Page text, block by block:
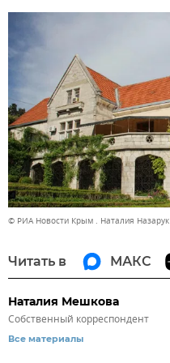
© РИА Новости Крым . Наталия Назарук
Читать в МАКС
Наталия Мешкова
Собственный корреспондент
Все материалы